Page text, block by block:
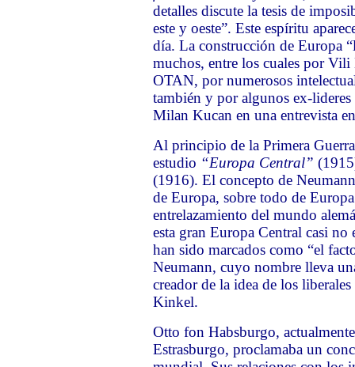
detalles discute la tesis de
este y oeste”. Este espíritu
día. La construcción de Europa
muchos, entre los cuales por Vili
OTAN, por numerosos
también y por algunos ex-
Milan Kucan en una entrevista
Al principio de la Primera
estudio “Europa Central”
(1916). El concepto de
de Europa, sobre todo de
entrelazamiento del mundo
esta gran Europa Central casi
han sido marcados como “el
Neumann, cuyo nombre lleva
creador de la idea de los
Kinkel.
Otto fon Habsburgo,
Estrasburgo, proclamaba un